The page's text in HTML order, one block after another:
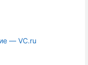
— VC.ru